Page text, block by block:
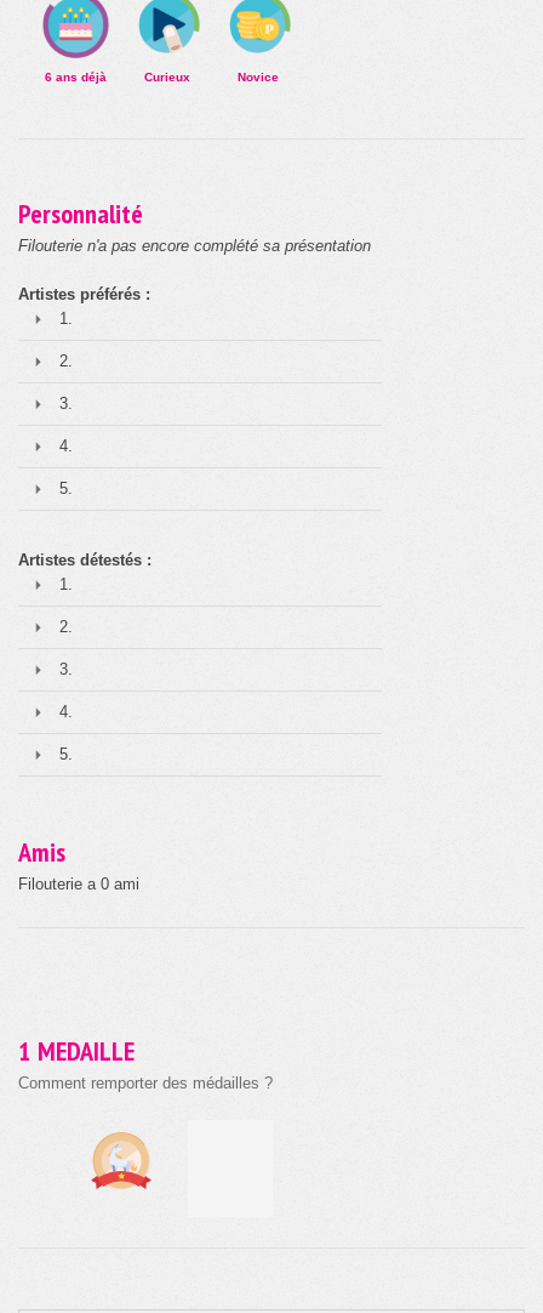
6 ans déjà Curieux Novice
Personnalité
Filouterie n'a pas encore complété sa présentation
Artistes préférés :
1.
2.
3.
4.
5.
Artistes détestés :
1.
2.
3.
4.
5.
Amis
Filouterie a 0 ami
1 MEDAILLE
Comment remporter des médailles ?